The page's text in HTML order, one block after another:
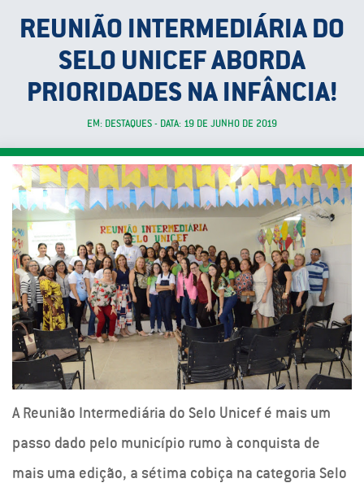
REUNIÃO INTERMEDIÁRIA DO
SELO UNICEF ABORDA
PRIORIDADES NA INFÂNCIA!
EM: DESTAQUES - DATA: 19 DE JUNHO DE 2019
A Reunião Intermediária do Selo Unicef é mais um
passo dado pelo município rumo à conquista de
mais uma edição, a sétima cobiça na categoria Selo